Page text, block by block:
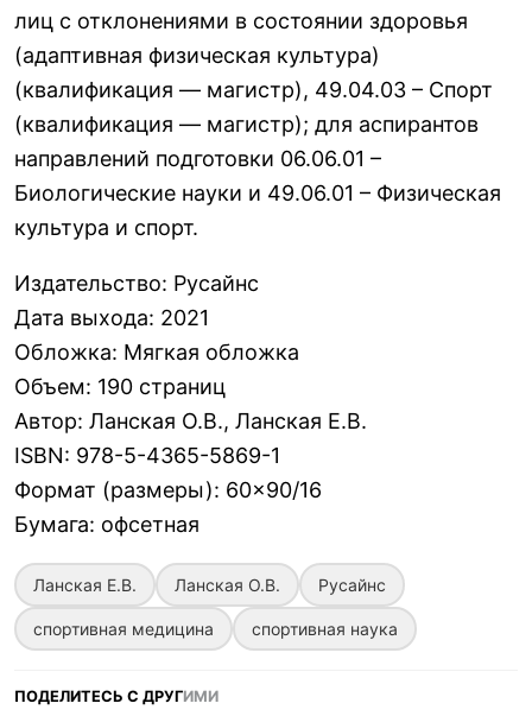
лиц с отклонениями в состоянии здоровья
(адаптивная физическая культура)
(квалификация — магистр), 49.04.03 – Спорт
(квалификация — магистр); для аспирантов
направлений подготовки 06.06.01 –
Биологические науки и 49.06.01 – Физическая
культура и спорт.
Издательство: Русайнс
Дата выхода: 2021
Обложка: Мягкая обложка
Объем: 190 страниц
Автор: Ланская О.В., Ланская Е.В.
ISBN: 978-5-4365-5869-1
Формат (размеры): 60×90/16
Бумага: офсетная
Ланская Е.В. Ланская О.В. Русайнс
спортивная медицина спортивная наука
ПОДЕЛИТЕСЬ С ДРУГИМИ